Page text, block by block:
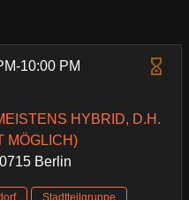
10:00 PM
HYBRID, D.H.
MÖGLICH)
Berlin
Stadtteilgruppe